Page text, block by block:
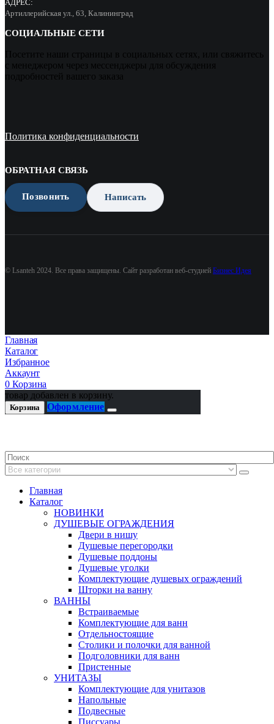
АДРЕС:
Артиллерийская ул., 63, Калининград
СОЦИАЛЬНЫЕ СЕТИ
Посетите наши страницы в социальных сетях, или свяжитесь
с менеджером через мессенджеры для обсуждения
подробностей вашего заказа
Политика конфиденциальности
ОБРАТНАЯ СВЯЗЬ
Позвонить Написать
© Lsanteh 2024. Все права защищены. Сайт разработан веб-студией Бизнес Идея
Главная
Каталог
Избранное
Аккаунт
0 Корзина
товар добавлен в корзину.
Корзина Оформление
Главная
Каталог
НОВИНКИ
ДУШЕВЫЕ ОГРАЖДЕНИЯ
Двери в нишу
Душевые перегородки
Душевые поддоны
Душевые уголки
Комплектующие душевых ограждений
Шторки на ванну
ВАННЫ
Встраиваемые
Комплектующие для ванн
Отдельностоящие
Столики и полочки для ванной
Подголовники для ванн
Пристенные
УНИТАЗЫ
Комплектующие для унитазов
Напольные
Подвесные